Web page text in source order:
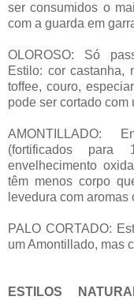
ser consumidos o
com a guarda em
OLOROSO: Só
Estilo: cor castanha,
toffee, couro,
pode ser cortado com
AMONTILLADO:
(fortificados
envelhecimento
têm menos corpo
levedura com aromas
PALO CORTADO:
um Amontillado, mas
ESTILOS